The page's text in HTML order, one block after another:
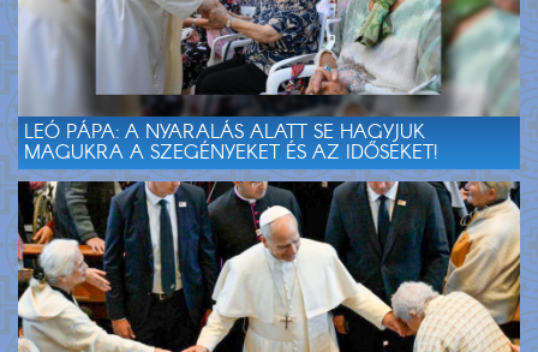
LEÓ PÁPA: A NYARALÁS ALATT SE HAGYJUK
MAGUKRA A SZEGÉNYEKET ÉS AZ IDŐSEKET!